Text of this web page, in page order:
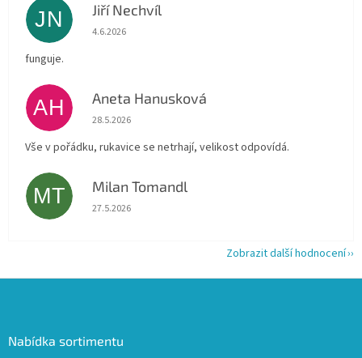
JN Jiří Nechvíl
Hodnocení obchodu je 5 z 5 hvězdiček.
4.6.2026
funguje.
AH Aneta Hanusková
Hodnocení obchodu je 5 z 5 hvězdiček.
28.5.2026
Vše v pořádku, rukavice se netrhají, velikost odpovídá.
MT Milan Tomandl
Hodnocení obchodu je 5 z 5 hvězdiček.
27.5.2026
Zobrazit další hodnocení
Nabídka sortimentu